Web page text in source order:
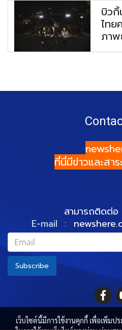
บิว
ไทย
ภาพ
ที่นี่มีข่าวและสา
สามารถติดต่อ
E-mail :
Subscribe
เว็บไซต์นี้มีการใช้งานคุกกี้ เพื่อเพิ่ม